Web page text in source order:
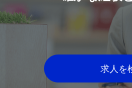
求人を